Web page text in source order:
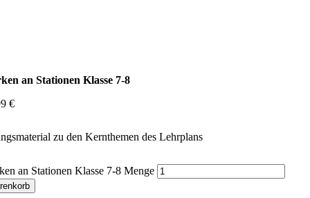
an Stationen Klasse 7-8
€
zu den Kernthemen des Lehrplans
an Stationen Klasse 7-8 Menge